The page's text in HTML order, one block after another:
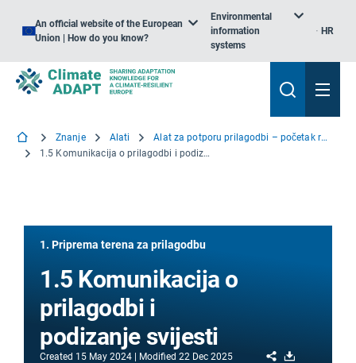
An official website of the European
Union | How do you know?
Environmental
information
systems
HR
Znanje Alati
Alat za potporu prilagodbi – početak rada
1.5 Komunikacija o prilagodbi i podizanje svijesti
1. Priprema terena za prilagodbu
1.5 Komunikacija o
prilagodbi i
podizanje svijesti
Created 15 May 2024 Modified 22 Dec 2025 Share